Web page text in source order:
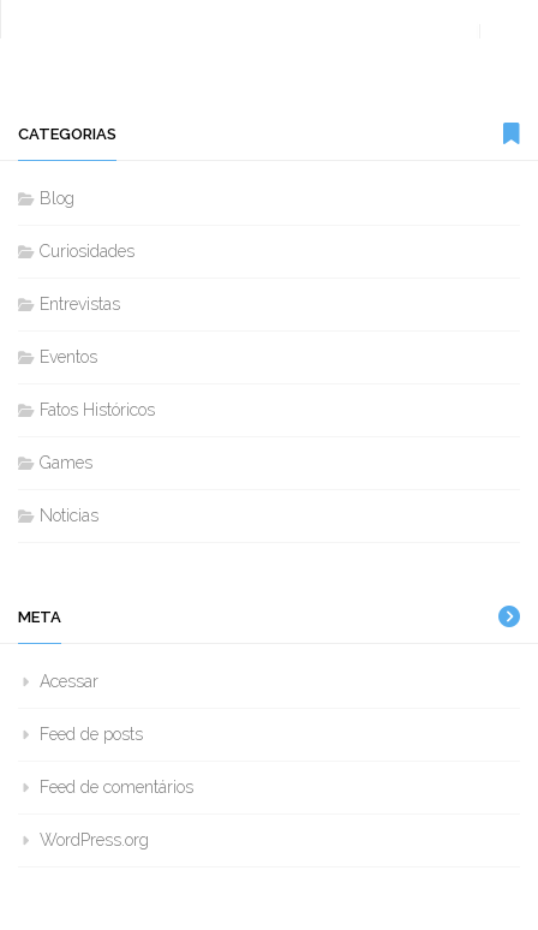
CATEGORIAS
Blog
Curiosidades
Entrevistas
Eventos
Fatos Históricos
Games
Noticias
META
Acessar
Feed de posts
Feed de comentários
WordPress.org